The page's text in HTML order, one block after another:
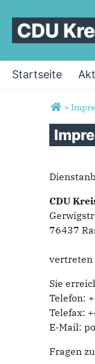
CDU
Startseite
Sie sind
»
CDU
76437
vertreten
Sie
Telefon:
Telefax:
E-Mail:
Fragen